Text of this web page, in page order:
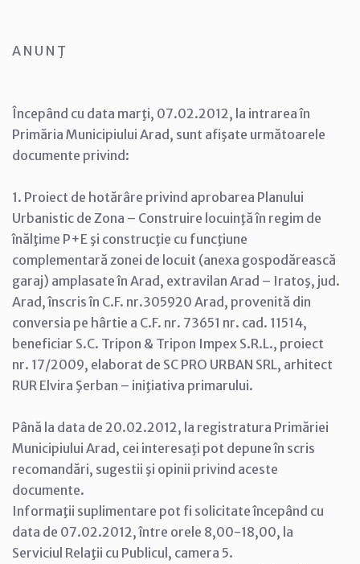
A N U N Ţ
Începând cu data marţi, 07.02.2012, la intrarea în
Primăria Municipiului Arad, sunt afişate următoarele
documente privind:
1. Proiect de hotărâre privind aprobarea Planului
Urbanistic de Zona – Construire locuinţă în regim de
înălţime P+E şi construcţie cu funcţiune
complementară zonei de locuit (anexa gospodărească
garaj) amplasate în Arad, extravilan Arad – Iratoş, jud.
Arad, înscris în C.F. nr.305920 Arad, provenită din
conversia pe hârtie a C.F. nr. 73651 nr. cad. 11514,
beneficiar S.C. Tripon & Tripon Impex S.R.L., proiect
nr. 17/2009, elaborat de SC PRO URBAN SRL, arhitect
RUR Elvira Şerban – iniţiativa primarului.
Până la data de 20.02.2012, la registratura Primăriei
Municipiului Arad, cei interesaţi pot depune în scris
recomandări, sugestii şi opinii privind aceste
documente.
Informaţii suplimentare pot fi solicitate începând cu
data de 07.02.2012, între orele 8,00-18,00, la
Serviciul Relaţii cu Publicul, camera 5.